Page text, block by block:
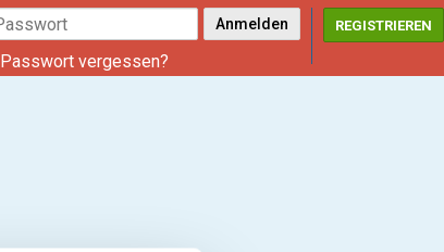
Passwort vergessen?
REGISTRIEREN